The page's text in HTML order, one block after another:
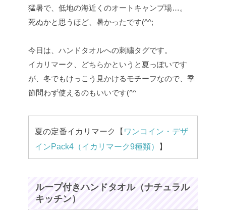
猛暑で、低地の海近くのオートキャンプ場…。
死ぬかと思うほど、暑かったです(^^;
今日は、ハンドタオルへの刺繍タグです。
イカリマーク、どちらかというと夏っぽいです
が、冬でもけっこう見かけるモチーフなので、季
節問わず使えるのもいいです(^^
夏の定番イカリマーク【 ワンコイン・デザ
インPack4（イカリマーク9種類）
】
ループ付きハンドタオル（ナチュラル
キッチン）